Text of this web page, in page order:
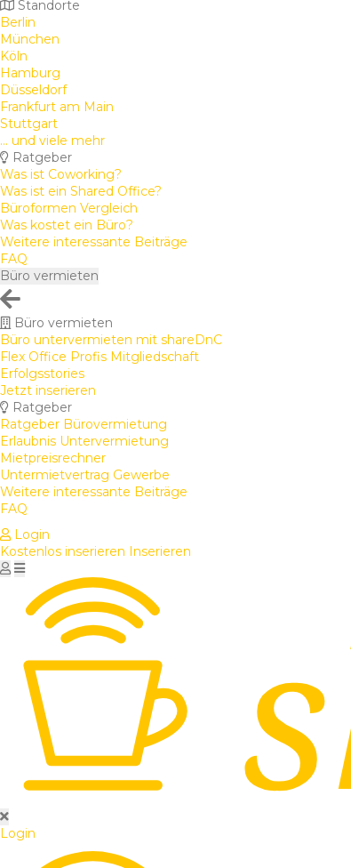
Standorte
Berlin
München
Köln
Hamburg
Düsseldorf
Frankfurt am Main
Stuttgart
... und viele mehr
Ratgeber
Was ist Coworking?
Was ist ein Shared Office?
Büroformen Vergleich
Was kostet ein Büro?
Weitere interessante Beiträge
FAQ
Büro vermieten
Büro vermieten
Büro untervermieten mit shareDnC
Flex Office Profis Mitgliedschaft
Erfolgsstories
Jetzt inserieren
Ratgeber
Ratgeber Bürovermietung
Erlaubnis Untervermietung
Mietpreisrechner
Untermietvertrag Gewerbe
Weitere interessante Beiträge
FAQ
Login
Kostenlos inserieren Inserieren
Login